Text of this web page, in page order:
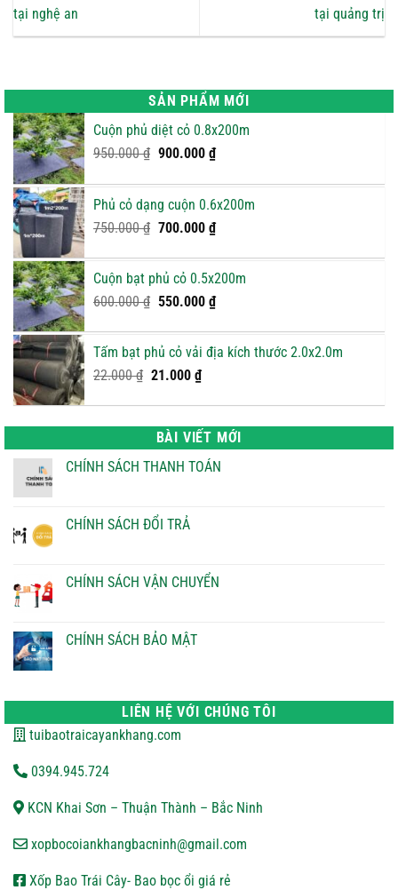
tại nghệ an
tại quảng trị
SẢN PHẨM MỚI
Cuộn phủ diệt cỏ 0.8x200m
950.000₫ Giá
là:
950.000 ₫.
900.000 ₫Giá
tại
là:
900.000 ₫.
Phủ cỏ dạng cuộn 0.6x200m
750.000₫ Giá
là:
750.000 ₫.
700.000 ₫Giá
tại
là:
700.000 ₫.
Cuộn bạt phủ cỏ 0.5x200m
600.000₫ Giá
là:
600.000 ₫.
550.000 ₫Giá
tại
là:
Tấm bạt phủ cỏ vải địa kích thước 2.0x2.0m
22.000₫ Giá
là:
22.000 ₫.
21.000 ₫Giá
tại
là:
21.000 ₫.
BÀI VIẾT MỚI
CHÍNH SÁCH THANH TOÁN
luận
ở
TOÁN
CHÍNH SÁCH ĐỔI TRẢ
luận
ở
TRẢ
CHÍNH SÁCH VẬN CHUYỂN
luận
ởCHÍNH SÁCH BẢO MẬT
ở
SÁCH
BẢO
LIÊN HỆ VỚI CHÚNG TÔI
tuibaotraicayankhang.com
0394.945.724
KCN Khai Sơn – Thuận Thành – Bắc Ninh
xopbocoiankhangbacninh@gmail.com
Xốp Bao Trái Cây- Bao bọc ổi giá rẻ